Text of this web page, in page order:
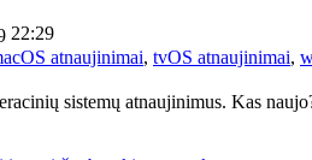
22:29
atnaujinimai, tvOS atnaujinimai,
sistemų atnaujinimus. Kas